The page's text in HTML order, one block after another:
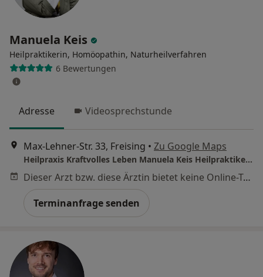
Manuela Keis
Heilpraktikerin, Homöopathin, Naturheilverfahren
6 Bewertungen
Adresse Videosprechstunde
Max-Lehner-Str. 33, Freising • Zu Google Maps
Heilpraxis Kraftvolles Leben Manuela Keis Heilpraktikerin
Dieser Arzt bzw. diese Ärztin bietet keine Online-Terminbuchung an diesem Standort an.
Terminanfrage senden